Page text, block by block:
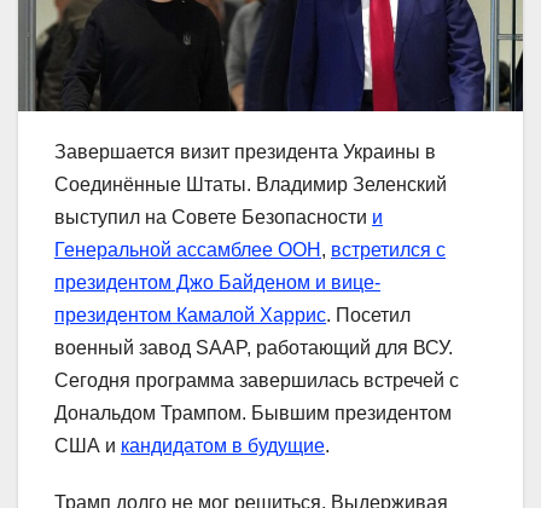
Завершается визит президента Украины в
Соединённые Штаты. Владимир Зеленский
выступил на Совете Безопасности и
Генеральной ассамблее ООН , встретился с
президентом Джо Байденом и вице-
президентом Камалой Харрис. Посетил
военный завод SAAP, работающий для ВСУ.
Сегодня программа завершилась встречей с
Дональдом Трампом. Бывшим президентом
США и кандидатом в будущие.
Трамп долго не мог решиться. Выдерживая